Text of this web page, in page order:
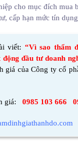
cho mục đích mua
cấp hạn mức tín
viết: “Vì sao thẩm
đầu tư doanh
giá của Công ty cổ
giá: 0985 103 666